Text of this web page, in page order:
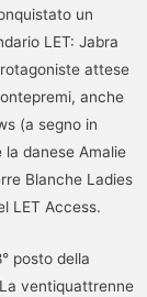
un
LET: Jabra
attese
anche
(a segno in
la danese Amalie
Blanche Ladies
LET Access.
posto della
ventiquattrenne